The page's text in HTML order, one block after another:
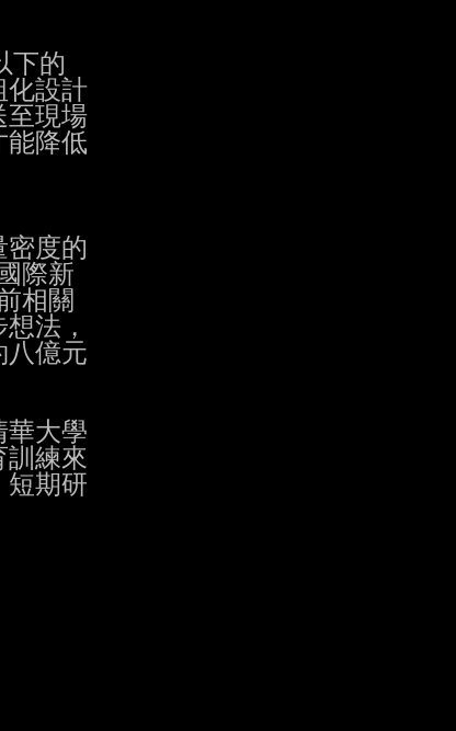
下的
化設計
至現場
能降低
密度的
際新
相關
法，
八億元
華大學
訓練來
短期研